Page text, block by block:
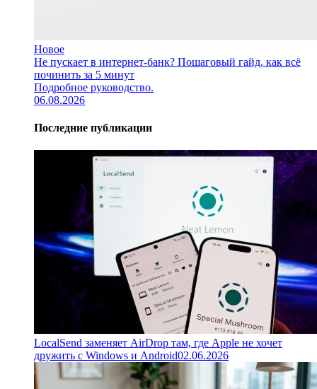
Новое
Не пускает в интернет-банк? Пошаговый гайд, как всё
починить за 5 минут
Подробное руководство.
06.08.2026
Последние публикации
LocalSend заменяет AirDrop там, где Apple не хочет
дружить с Windows и Android02.06.2026